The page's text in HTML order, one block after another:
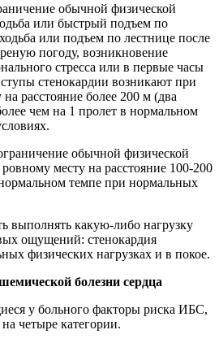
обычной физической
или быстрый подъем по
или подъем по лестнице после
погоду, возникновение
стресса или в первые часы
стенокардии возникают при
расстояние более 200 м (два
чем на 1 пролет в нормальном
обычной физической
месту на расстояние 100-200
темпе при нормальных
выполнять какую-либо нагрузку
ощущений: стенокардия
физических нагрузках и в покое.
болезни сердца
у больного факторы риска ИБС,
четыре категории.